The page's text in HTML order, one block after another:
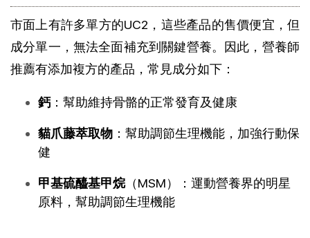
市面上有許多單方的UC2，這些產品的售價便宜，但
成分單一，無法全面補充到關鍵營養。因此，營養師
推薦有添加複方的產品，常見成分如下：
鈣：幫助維持骨骼的正常發育及健康
貓爪藤萃取物 ：幫助調節生理機能，加強行動保
健
甲基硫醯基甲烷（MSM）：運動營養界的明星
原料，幫助調節生理機能